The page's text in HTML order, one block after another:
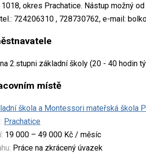
okres Prachatice. Nástup možný
724206310 , 728730762, e-mail:
2.stupni základní školy (20 - 40 hodin
místě
škola a Montessori mateřská škola
Prachatice
19 000 – 49 000 Kč / měsíc
Práce na zkrácený úvazek